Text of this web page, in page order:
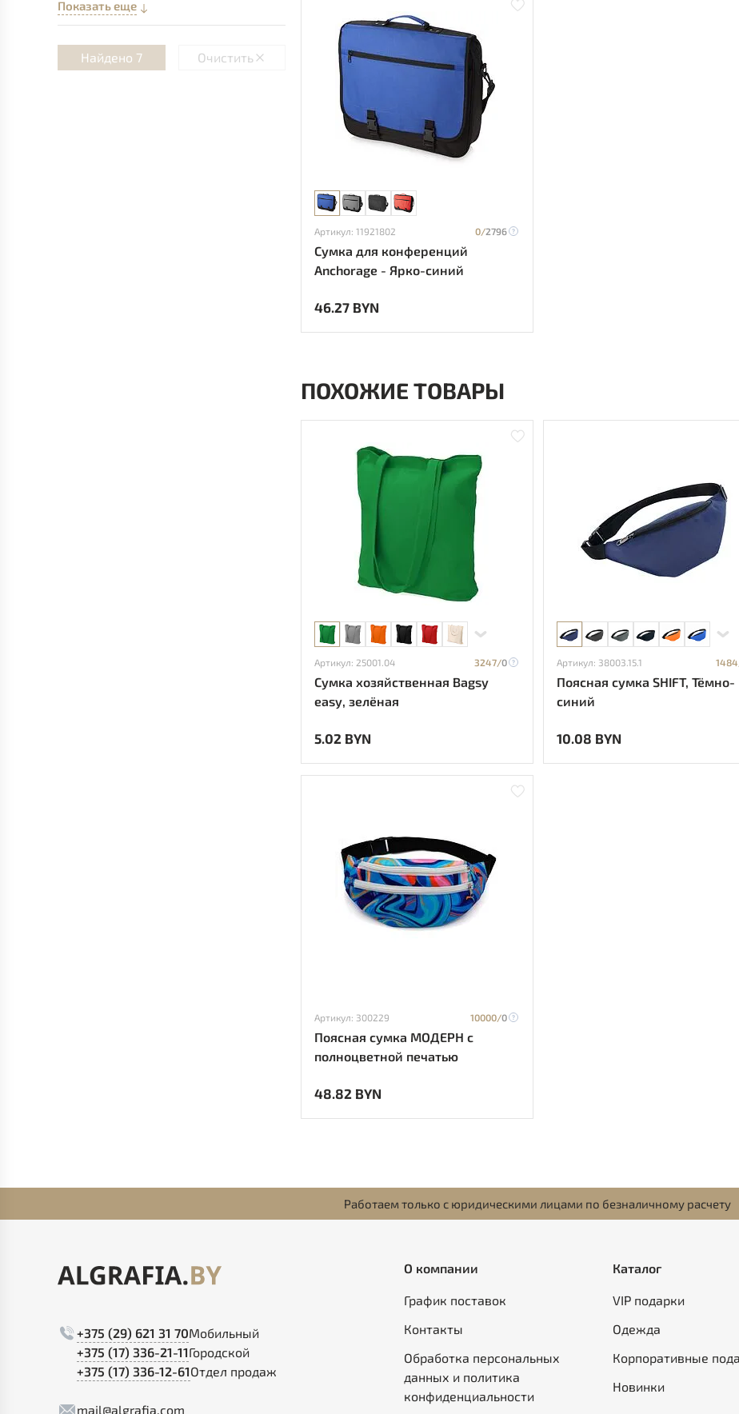
Показать еще
Найдено 7 Очистить
Артикул: 11921802 0/2796
Сумка для конференций
Anchorage - Ярко-синий
46.27 BYN
ПОХОЖИЕ ТОВАРЫ
Артикул: 25001.04 3247/0
Сумка хозяйственная Bagsy
easy, зелёная
5.02 BYN
Артикул: 38003.15.1
Поясная сумка SHIFT, Тёмно-
синий
10.08 BYN
Артикул: 300229 10000/0
Поясная сумка МОДЕРН с
полноцветной печатью
48.82 BYN
Работаем только с юридическими лицами по безналичному расчету
+375 (29) 621 31 70Мобильный
+375 (17) 336-21-11Городской
+375 (17) 336-12-61Отдел продаж
mail@algrafia.com
О компании
График поставок
Контакты
Обработка персональных
данных и политика
конфиденциальности
Каталог
VIP подарки
Одежда
Корпоративные
Новинки